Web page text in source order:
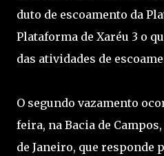
duto de escoamento da
Plataforma de Xaréu 3 o
das atividades de
O segundo vazamento
feira, na Bacia de
de Janeiro, que responde